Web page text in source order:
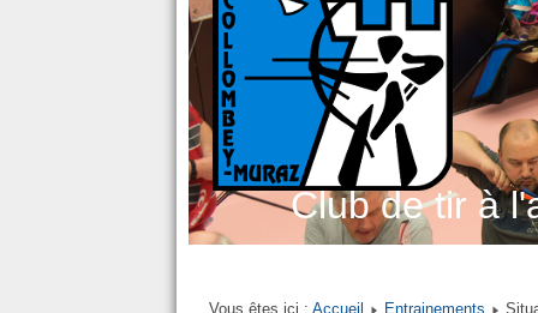
Club de tir à
Vous êtes ici : Accueil Entrainements